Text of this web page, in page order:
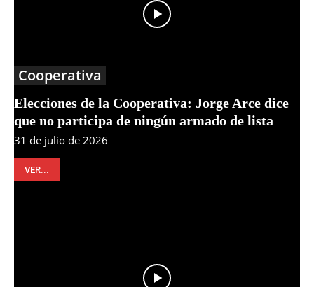
Cooperativa
Elecciones de la Cooperativa: Jorge Arce dice
que no participa de ningún armado de lista
31 de julio de 2026
VER...